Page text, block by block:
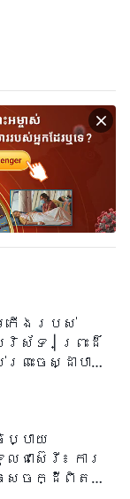
ើង​របស់​
ស័ទ​ | ព្រះដ៏
រះចេស្ដាបាន
ប្បាយ
ជាស៊េរី៖ ការ
េចក្ដីពិតនៅ